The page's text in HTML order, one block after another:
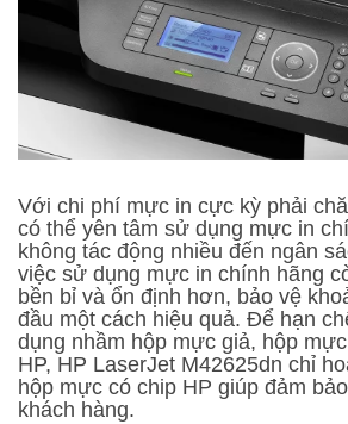
Với chi phí mực in cực kỳ phải
có thể yên tâm sử dụng mực in
không tác động nhiều đến ngân
việc sử dụng mực in chính hãng
bền bỉ và ổn định hơn, bảo vệ
đầu một cách hiệu quả. Để hạn
dụng nhầm hộp mực giả, hộp
HP, HP LaserJet M42625dn chỉ
hộp mực có chip HP giúp đảm
khách hàng.